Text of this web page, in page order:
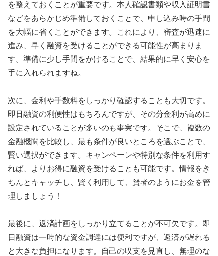
を整えておくことが重要です。本人確認書類や収入証明書
などをあらかじめ準備しておくことで、申し込み時の手間
を大幅に省くことができます。これにより、審査が迅速に
進み、早く融資を受けることができる可能性が高まりま
す。準備に少し手間をかけることで、結果的に早く安心を
手に入れられますね。
次に、金利や手数料をしっかり確認することも大切です。
即日融資の利便性はもちろんですが、その分金利が高めに
設定されていることが多いのも事実です。そこで、複数の
金融機関を比較し、最も条件が良いところを選ぶことで、
賢い選択ができます。キャンペーンや特別な条件を利用す
れば、よりお得に融資を受けることも可能です。情報をき
ちんとキャッチし、賢く利用して、賢者のようにお金を管
理しましょう！
最後に、返済計画をしっかり立てることが不可欠です。即
日融資は一時的な資金調達には便利ですが、返済が遅れる
と大きな負担になります。自己の収支を見直し、無理のな